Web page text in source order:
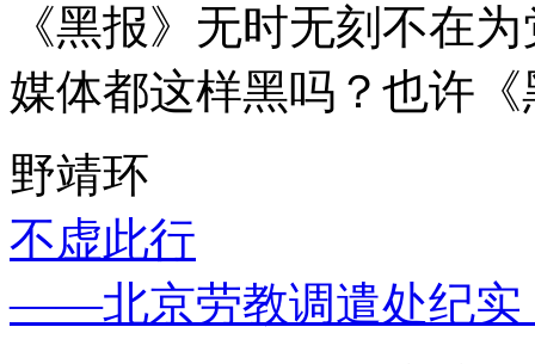
《黑报》无时无刻不在
媒体都这样黑吗？也许
野靖环
不虚此行
——北京劳教调遣处纪实